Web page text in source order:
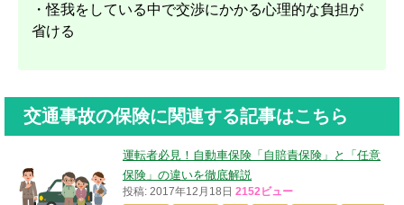
・怪我をしている中で交渉にかかる心理的な負担が
省ける
交通事故の保険に関連する記事はこちら
運転者必見！自動車保険「自賠責保険」と「任意
保険」の違いを徹底解説
投稿: 2017年12月18日 2152ビュー